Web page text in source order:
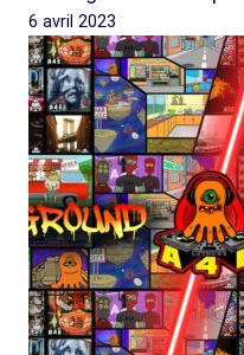
6 avril 2023